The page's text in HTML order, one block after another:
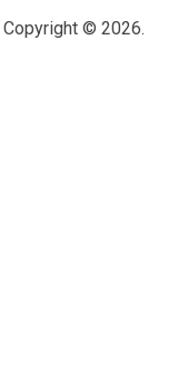
Copyright © 2026.